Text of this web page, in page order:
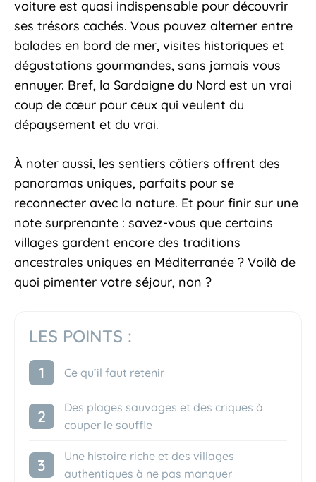
voiture est quasi indispensable pour découvrir
ses trésors cachés. Vous pouvez alterner entre
balades en bord de mer, visites historiques et
dégustations gourmandes, sans jamais vous
ennuyer. Bref, la Sardaigne du Nord est un vrai
coup de cœur pour ceux qui veulent du
dépaysement et du vrai.
À noter aussi, les sentiers côtiers offrent des
panoramas uniques, parfaits pour se
reconnecter avec la nature. Et pour finir sur une
note surprenante : savez-vous que certains
villages gardent encore des traditions
ancestrales uniques en Méditerranée ? Voilà de
quoi pimenter votre séjour, non ?
LES POINTS :
Ce qu’il faut retenir
Des plages sauvages et des criques à
couper le souffle
Une histoire riche et des villages
authentiques à ne pas manquer